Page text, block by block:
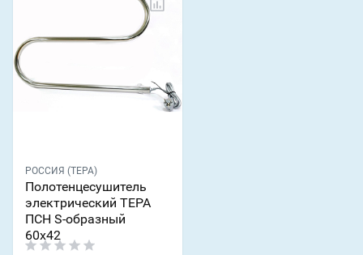
РОССИЯ (ТЕРА)
Полотенцесушитель
электрический ТЕРА
ПСН S-образный
60х42